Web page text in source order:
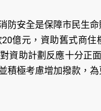
防安全是保障市民生
億元，資助舊式商
資助計劃反應十分正
積極考慮增加撥款，